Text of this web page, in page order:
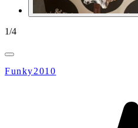
1/4
Funky2010